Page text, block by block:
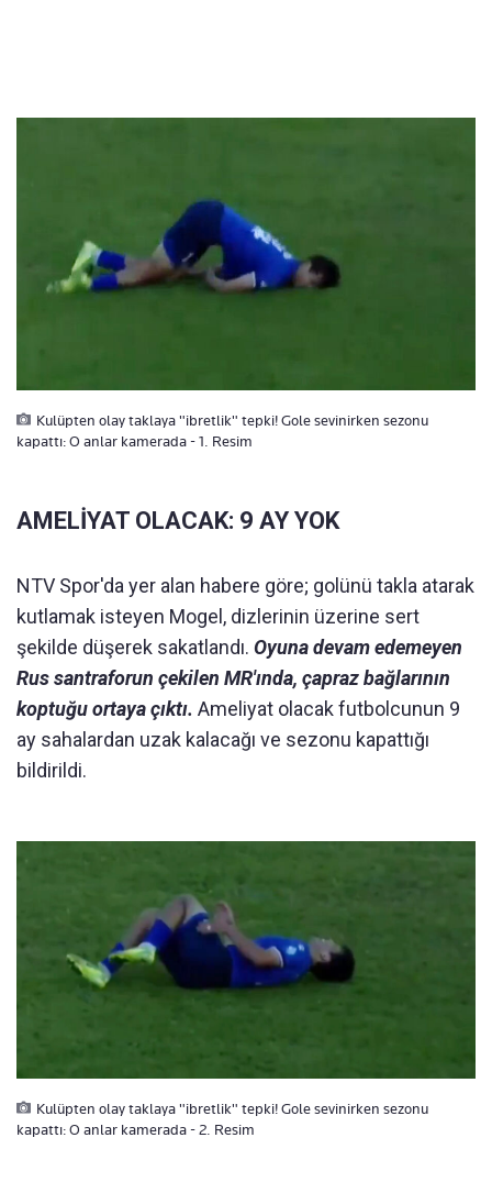
Kulüpten olay taklaya "ibretlik" tepki! Gole sevinirken sezonu
kapattı: O anlar kamerada - 1. Resim
AMELİYAT OLACAK: 9 AY YOK
NTV Spor'da yer alan habere göre; golünü takla atarak
kutlamak isteyen Mogel, dizlerinin üzerine sert
şekilde düşerek sakatlandı. Oyuna devam edemeyen
Rus santraforun çekilen MR'ında, çapraz bağlarının
koptuğu ortaya çıktı. Ameliyat olacak futbolcunun 9
ay sahalardan uzak kalacağı ve sezonu kapattığı
bildirildi.
Kulüpten olay taklaya "ibretlik" tepki! Gole sevinirken sezonu
kapattı: O anlar kamerada - 2. Resim